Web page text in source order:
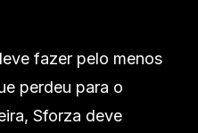
fazer pelo menos
perdeu para o
Sforza deve